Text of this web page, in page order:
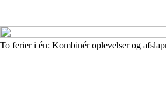
To ferier i én: Kombinér oplevelser og